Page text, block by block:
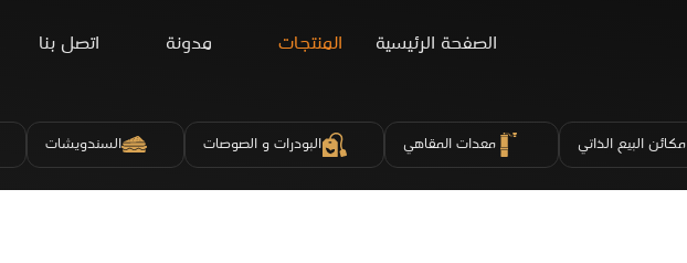
الصفحة الرئيسية المنتجات مدونة اتصل بنا
مكائن البيع الذاتي معدات المقاهي البودرات و الصوصات السندويشات